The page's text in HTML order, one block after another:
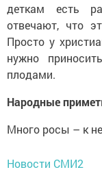
деткам есть
отвечают, что
Просто у
нужно
плодами.
Народные
Много росы – к
Новости СМИ2